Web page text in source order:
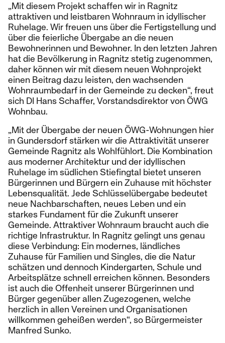
„Mit diesem Projekt schaffen wir in Ragnitz
attraktiven und leistbaren Wohnraum in idyllischer
Ruhelage. Wir freuen uns über die Fertigstellung und
über die feierliche Übergabe an die neuen
Bewohnerinnen und Bewohner. In den letzten Jahren
hat die Bevölkerung in Ragnitz stetig zugenommen,
daher können wir mit diesem neuen Wohnprojekt
einen Beitrag dazu leisten, den wachsenden
Wohnraumbedarf in der Gemeinde zu decken“, freut
sich DI Hans Schaffer, Vorstandsdirektor von ÖWG
Wohnbau.
„Mit der Übergabe der neuen ÖWG-Wohnungen hier
in Gundersdorf stärken wir die Attraktivität unserer
Gemeinde Ragnitz als Wohlfühlort. Die Kombination
aus moderner Architektur und der idyllischen
Ruhelage im südlichen Stiefingtal bietet unseren
Bürgerinnen und Bürgern ein Zuhause mit höchster
Lebensqualität. Jede Schlüsselübergabe bedeutet
neue Nachbarschaften, neues Leben und ein
starkes Fundament für die Zukunft unserer
Gemeinde. Attraktiver Wohnraum braucht auch die
richtige Infrastruktur. In Ragnitz gelingt uns genau
diese Verbindung: Ein modernes, ländliches
Zuhause für Familien und Singles, die die Natur
schätzen und dennoch Kindergarten, Schule und
Arbeitsplätze schnell erreichen können. Besonders
ist auch die Offenheit unserer Bürgerinnen und
Bürger gegenüber allen Zugezogenen, welche
herzlich in allen Vereinen und Organisationen
willkommen geheißen werden“, so Bürgermeister
Manfred Sunko.